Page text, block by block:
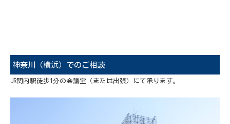
神奈川（横浜）でのご相談
JR関内駅徒歩1分の会議室（または出張）にて承ります。